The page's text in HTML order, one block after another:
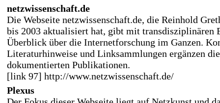
netzwissenschaft.de
Die Webseite netzwissenschaft.de, die Reinhold
bis 2003 aktualisiert hat, gibt mit transdisziplinären
Überblick über die Internetforschung im Ganzen.
Literaturhinweise und Linksammlungen ergänzen
dokumentierten Publikationen.
[link 97] http://www.netzwissenschaft.de/
Plexus